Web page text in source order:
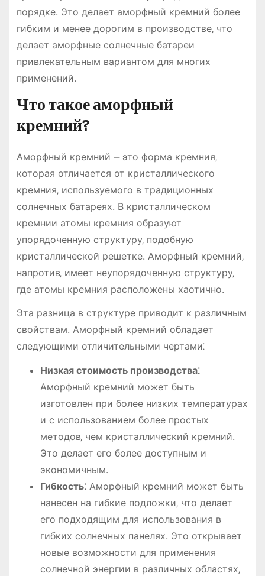
порядке. Это делает аморфный кремний более
гибким и менее дорогим в производстве‚ что
делает аморфные солнечные батареи
привлекательным вариантом для многих
применений.
Что такое аморфный
кремний?
Аморфный кремний ‒ это форма кремния‚
которая отличается от кристаллического
кремния‚ используемого в традиционных
солнечных батареях. В кристаллическом
кремнии атомы кремния образуют
упорядоченную структуру‚ подобную
кристаллической решетке. Аморфный кремний‚
напротив‚ имеет неупорядоченную структуру‚
где атомы кремния расположены хаотично.
Эта разница в структуре приводит к различным
свойствам. Аморфный кремний обладает
следующими отличительными чертами⁚
Низкая стоимость производства⁚
Аморфный кремний может быть
изготовлен при более низких температурах
и с использованием более простых
методов‚ чем кристаллический кремний.
Это делает его более доступным и
экономичным.
Гибкость⁚Аморфный кремний может быть
нанесен на гибкие подложки‚ что делает
его подходящим для использования в
гибких солнечных панелях. Это открывает
новые возможности для применения
солнечной энергии в различных областях‚